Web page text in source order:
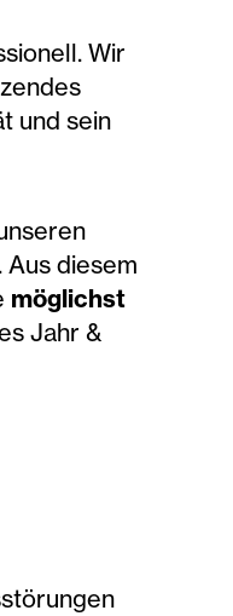
Wir
und sein
Aus diesem
möglichst
Jahr &